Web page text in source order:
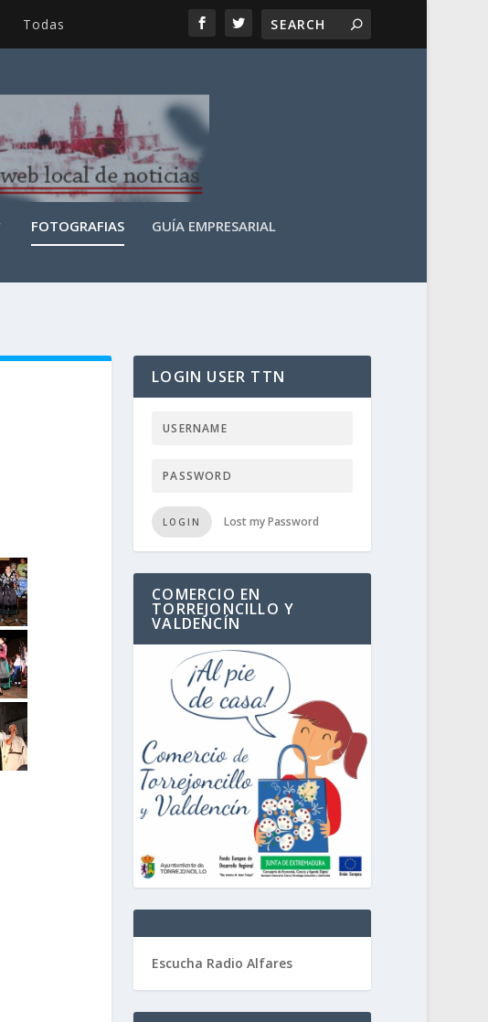
Todas
FOTOGRAFIAS GUÍA EMPRESARIAL
LOGIN USER TTN
LOGIN Lost my Password
COMERCIO EN
TORREJONCILLO Y
VALDENCÍN
Escucha Radio Alfares